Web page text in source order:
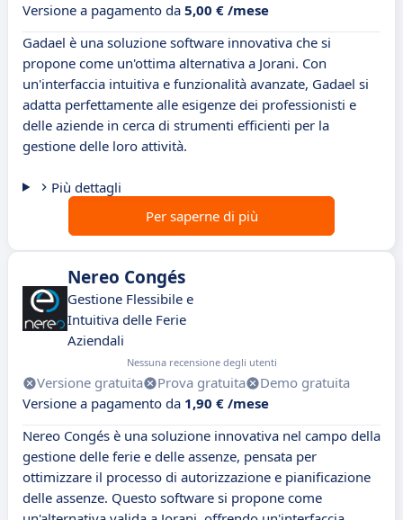
Versione a pagamento da 5,00 € /mese
Gadael è una soluzione software innovativa che si
propone come un'ottima alternativa a Jorani. Con
un'interfaccia intuitiva e funzionalità avanzate, Gadael si
adatta perfettamente alle esigenze dei professionisti e
delle aziende in cerca di strumenti efficienti per la
gestione delle loro attività.
Più dettagli
Per saperne di più
Nereo Congés
Gestione Flessibile e
Intuitiva delle Ferie
Aziendali
Nessuna recensione degli utenti
Versione gratuita Prova gratuita
Demo gratuita
Versione a pagamento da 1,90 € /mese
Nereo Congés è una soluzione innovativa nel campo della
gestione delle ferie e delle assenze, pensata per
ottimizzare il processo di autorizzazione e pianificazione
delle assenze. Questo software si propone come